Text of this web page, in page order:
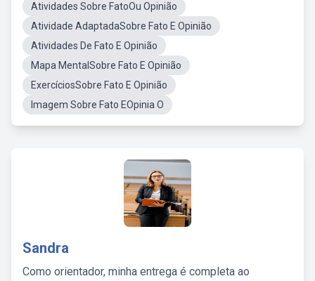
Atividades Sobre FatoOu Opinião
Atividade AdaptadaSobre Fato E Opinião
Atividades De Fato E Opinião
Mapa MentalSobre Fato E Opinião
ExercíciosSobre Fato E Opinião
Imagem Sobre Fato EOpinia O
Sandra
Como orientador, minha entrega é completa ao